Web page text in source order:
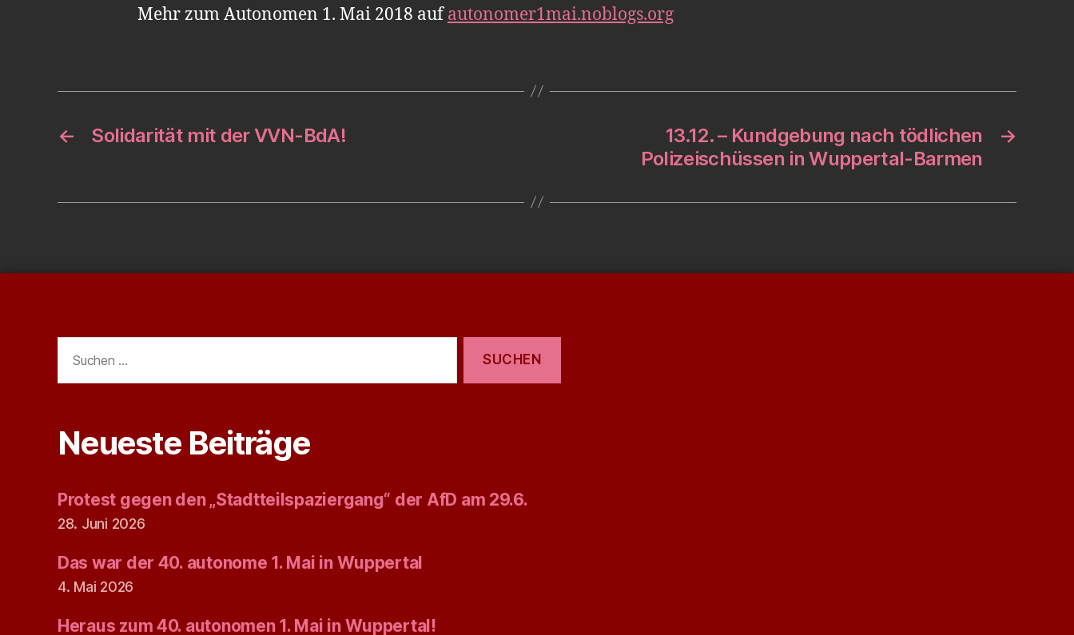
Mehr zum Autonomen 1. Mai 2018 aufautonomer1mai.noblogs.org
← Solidarität mit der VVN-BdA! →
13.12. – Kundgebung nach tödlichen
Polizeischüssen in Wuppertal-Barmen
nach:
Neueste Beiträge
Protest gegen den „Stadtteilspaziergang“ der AfD am 29.6.
28. Juni 2026
Das war der 40. autonome 1. Mai in Wuppertal
4. Mai 2026
Heraus zum 40. autonomen 1. Mai in Wuppertal!